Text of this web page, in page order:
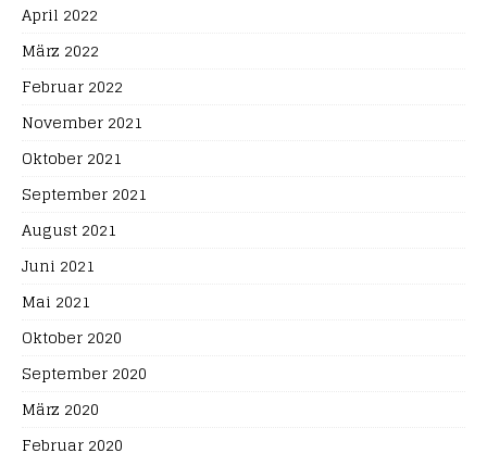
April 2022
März 2022
Februar 2022
November 2021
Oktober 2021
September 2021
August 2021
Juni 2021
Mai 2021
Oktober 2020
September 2020
März 2020
Februar 2020